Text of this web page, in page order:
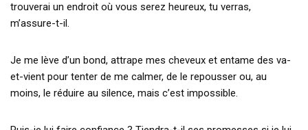
trouverai un endroit où vous serez heureux, tu verras,
m’assure-t-il.
Je me lève d’un bond, attrape mes cheveux et entame des va-
et-vient pour tenter de me calmer, de le repousser ou, au
moins, le réduire au silence, mais c’est impossible.